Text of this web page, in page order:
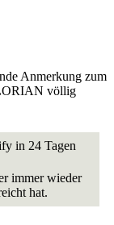
Anmerkung zum
völlig
in 24 Tagen
immer wieder
hat.